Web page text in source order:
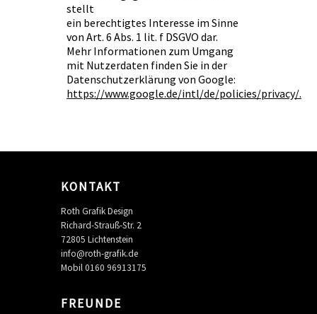
stellt
ein berechtigtes Interesse im Sinne
von Art. 6 Abs. 1 lit. f DSGVO dar.
Mehr Informationen zum Umgang
mit Nutzerdaten finden Sie in der
Datenschutzerklärung von Google:
https://www.google.de/intl/de/policies/privacy/.
KONTAKT
Roth Grafik Design
Richard-Strauß-Str. 2
72805 Lichtenstein
info@roth-grafik.de
Mobil 0160 96913175
FREUNDE